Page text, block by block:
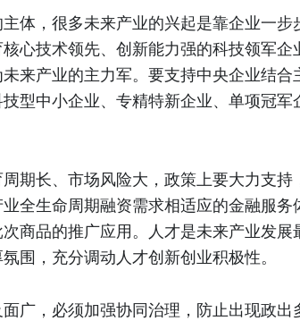
体，很多未来产业的兴起是靠企业一
心技术领先、创新能力强的科技领军
来产业的主力军。要支持中央企业结
型中小企业、专精特新企业、单项冠
期长、市场风险大，政策上要大力支
全生命周期融资需求相适应的金融服务
商品的推广应用。人才是未来产业发
围，充分调动人才创新创业积极性。
广，必须加强协同治理，防止出现政